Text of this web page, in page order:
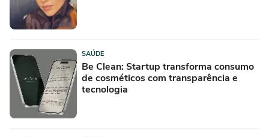
SAÚDE
Be Clean: Startup transforma consumo
de cosméticos com transparência e
tecnologia